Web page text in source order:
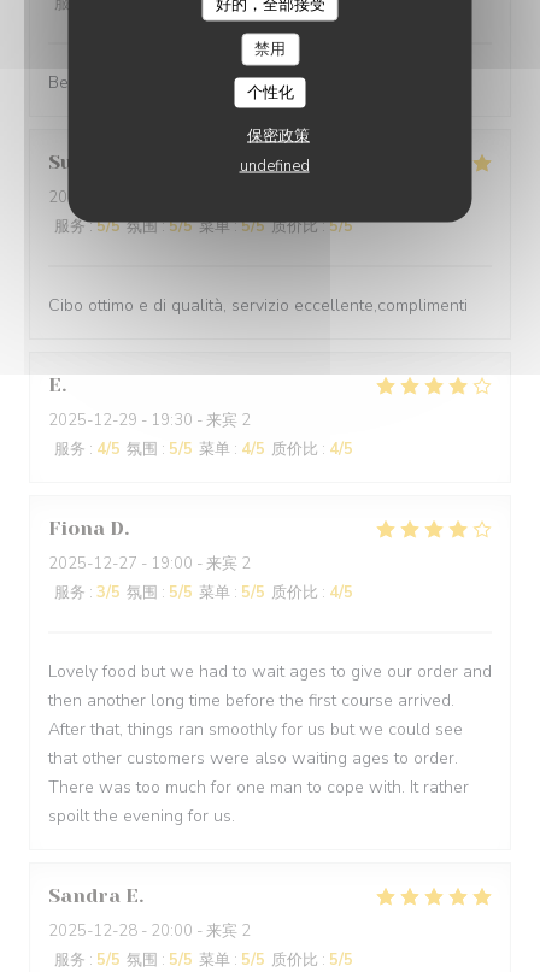
禁用
个性化
保密政策
undefined
Best cuisine in old Nice.
Suraci
2025-12-31
服务:5/5 氛围:5/5 菜单:5/5 质价比:5/5
Cibo ottimo e di qualità, servizio eccellente,complimenti
E
2025-12-29 - 19:30 - 来宾 2
服务 : 4/5 氛围 : 5/5 菜单 : 4/5 质价比 : 4/5
Fiona D
2025-12-27 - 19:00 - 来宾 2
服务 : 3/5 氛围 : 5/5 菜单 : 5/5 质价比 : 4/5
Lovely food but we had to wait ages to give our order and
then another long time before the first course arrived.
After that, things ran smoothly for us but we could see
that other customers were also waiting ages to order.
There was too much for one man to cope with. It rather
spoilt the evening for us.
Sandra E
2025-12-28 - 20:00 - 来宾 2
服务 : 5/5 氛围 : 5/5 菜单 : 5/5 质价比 : 5/5